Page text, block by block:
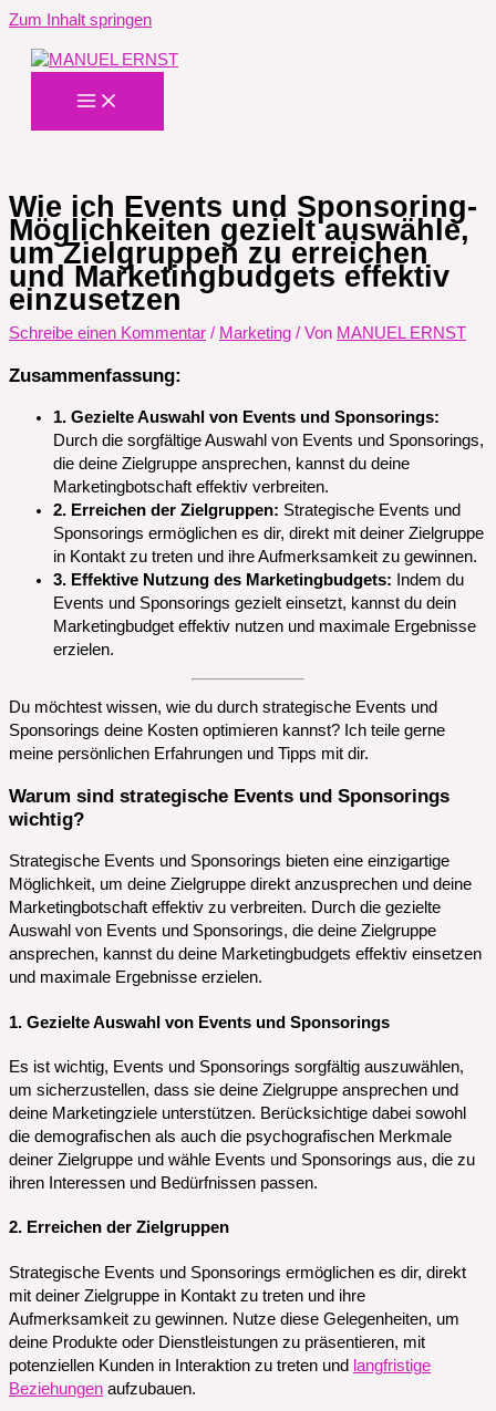
Zum Inhalt springen
Wie ich Events und Sponsoring-
Möglichkeiten gezielt auswähle,
um Zielgruppen zu erreichen
und Marketingbudgets effektiv
einzusetzen
Schreibe einen Kommentar / Marketing / Von MANUEL ERNST
Zusammenfassung:
1. Gezielte Auswahl von Events und Sponsorings:
Durch die sorgfältige Auswahl von Events und Sponsorings,
die deine Zielgruppe ansprechen, kannst du deine
Marketingbotschaft effektiv verbreiten.
2. Erreichen der Zielgruppen: Strategische Events und
Sponsorings ermöglichen es dir, direkt mit deiner Zielgruppe
in Kontakt zu treten und ihre Aufmerksamkeit zu gewinnen.
3. Effektive Nutzung des Marketingbudgets: Indem du
Events und Sponsorings gezielt einsetzt, kannst du dein
Marketingbudget effektiv nutzen und maximale Ergebnisse
erzielen.
Du möchtest wissen, wie du durch strategische Events und
Sponsorings deine Kosten optimieren kannst? Ich teile gerne
meine persönlichen Erfahrungen und Tipps mit dir.
Warum sind strategische Events und Sponsorings
wichtig?
Strategische Events und Sponsorings bieten eine einzigartige
Möglichkeit, um deine Zielgruppe direkt anzusprechen und deine
Marketingbotschaft effektiv zu verbreiten. Durch die gezielte
Auswahl von Events und Sponsorings, die deine Zielgruppe
ansprechen, kannst du deine Marketingbudgets effektiv einsetzen
und maximale Ergebnisse erzielen.
1. Gezielte Auswahl von Events und Sponsorings
Es ist wichtig, Events und Sponsorings sorgfältig auszuwählen,
um sicherzustellen, dass sie deine Zielgruppe ansprechen und
deine Marketingziele unterstützen. Berücksichtige dabei sowohl
die demografischen als auch die psychografischen Merkmale
deiner Zielgruppe und wähle Events und Sponsorings aus, die zu
ihren Interessen und Bedürfnissen passen.
2. Erreichen der Zielgruppen
Strategische Events und Sponsorings ermöglichen es dir, direkt
mit deiner Zielgruppe in Kontakt zu treten und ihre
Aufmerksamkeit zu gewinnen. Nutze diese Gelegenheiten, um
deine Produkte oder Dienstleistungen zu präsentieren, mit
potenziellen Kunden in Interaktion zu treten und langfristige
Beziehungen aufzubauen.